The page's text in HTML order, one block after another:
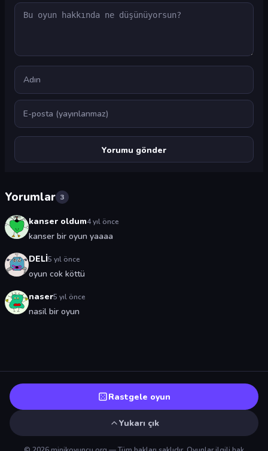
Yorum
Ad
E-posta
Yorumlar 3
kanser oldum4 yıl önce
kanser bir oyun yaaaa
DELİ5 yıl önce
oyun cok köttü
naser5 yıl önce
nasil bir oyun
Rastgele oyun
Yukarı çık